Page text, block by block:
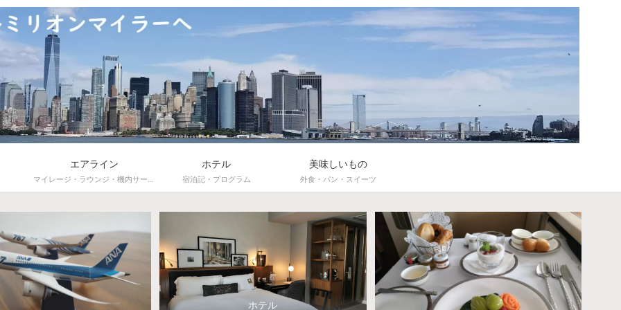
エアライン
マイレージ・ラウンジ・機内サービス
ホテル
宿泊記・プログラム
美味しいもの
外食・パン・スイーツ
ホテル